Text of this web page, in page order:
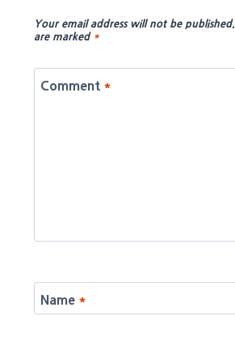
Your email address will not be published.
are marked *
Comment *
Name *